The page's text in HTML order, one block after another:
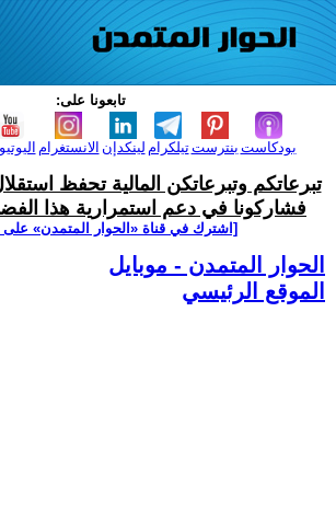
تابعونا على:
الانستغرام لينكدإن تيلكرامبنترست بودكاست
تبرعاتكم وتبرعاتكن المالية تحفظ
فشاركونا في دعم استمرارية هذا
[اشترك في قناة ‫«الحوار المتمدن» على
الحوار المتمدن - موبايل
الموقع الرئيسي